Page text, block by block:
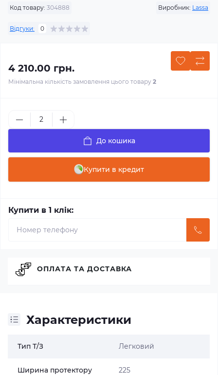
Код товару: 304888 Виробник: Lassa
Відгуки: 0
4 210.00 грн.
Мінімальна кількість замовлення цього товару 2
До кошика
Купити в кредит
Купити в 1 клік:
Характеристики
Тип Т/З Легковий
Ширина протектору
225
ОПЛАТА ТА ДОСТАВКА